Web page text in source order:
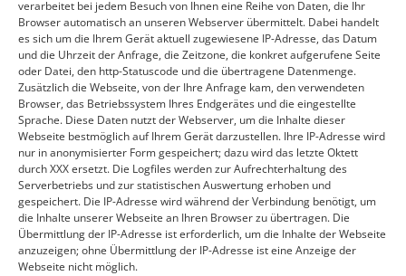
verarbeitet bei jedem Besuch von Ihnen eine Reihe von Daten, die Ihr
Browser automatisch an unseren Webserver übermittelt. Dabei handelt
es sich um die Ihrem Gerät aktuell zugewiesene IP-Adresse, das Datum
und die Uhrzeit der Anfrage, die Zeitzone, die konkret aufgerufene Seite
oder Datei, den http-Statuscode und die übertragene Datenmenge.
Zusätzlich die Webseite, von der Ihre Anfrage kam, den verwendeten
Browser, das Betriebssystem Ihres Endgerätes und die eingestellte
Sprache. Diese Daten nutzt der Webserver, um die Inhalte dieser
Webseite bestmöglich auf Ihrem Gerät darzustellen. Ihre IP-Adresse wird
nur in anonymisierter Form gespeichert; dazu wird das letzte Oktett
durch XXX ersetzt. Die Logfiles werden zur Aufrechterhaltung des
Serverbetriebs und zur statistischen Auswertung erhoben und
gespeichert. Die IP-Adresse wird während der Verbindung benötigt, um
die Inhalte unserer Webseite an Ihren Browser zu übertragen. Die
Übermittlung der IP-Adresse ist erforderlich, um die Inhalte der Webseite
anzuzeigen; ohne Übermittlung der IP-Adresse ist eine Anzeige der
Webseite nicht möglich.